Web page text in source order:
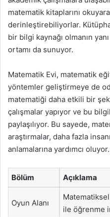
matematik kitaplarını
derinleştirebiliyorlar.
bir bilgi kaynağı olmanın
ortamı da sunuyor.
Matematik Evi, matematik
yöntemler geliştirmeye de
matematiği daha etkili bir
çalışmalar yapıyor ve bu
paylaşılıyor. Bu sayede,
araştırmalar, daha fazla
anlamalarına yardımcı oluyor.
Bölüm Açıklama
Oyun Alanı
ile öğrenme